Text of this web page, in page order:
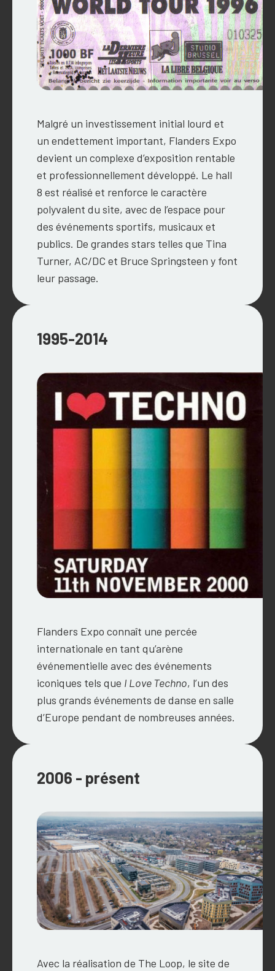
Malgré un investissement initial lourd et
un endettement important, Flanders Expo
devient un complexe d’exposition rentable
et professionnellement développé. Le hall
8 est réalisé et renforce le caractère
polyvalent du site, avec de l’espace pour
des événements sportifs, musicaux et
publics. De grandes stars telles que Tina
Turner, AC/DC et Bruce Springsteen y font
leur passage.
1995-2014
Flanders Expo connaît une percée
internationale en tant qu’arène
événementielle avec des événements
iconiques tels que I Love Techno, l’un des
plus grands événements de danse en salle
d’Europe pendant de nombreuses années.
2006 - présent
Avec la réalisation de The Loop, le site de